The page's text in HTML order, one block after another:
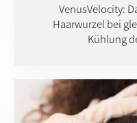
VenusVelocity:
Haarwurzel bei
Kühlung